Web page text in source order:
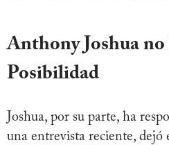
Anthony Joshua
Posibilidad
Joshua, por su parte, ha
una entrevista reciente, dejó